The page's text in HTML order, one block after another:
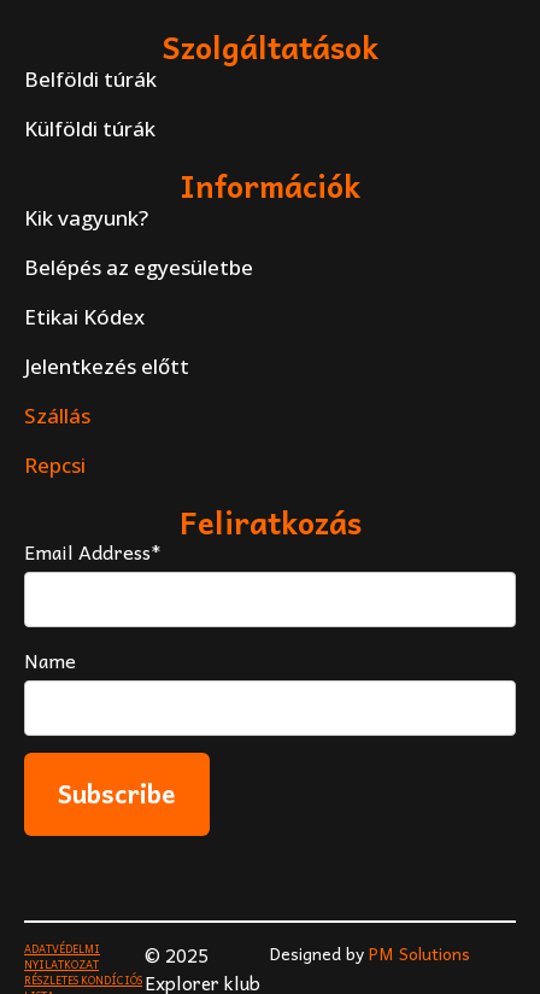
Szolgáltatások
Belföldi túrák
Külföldi túrák
Információk
Kik vagyunk?
Belépés az egyesületbe
Etikai Kódex
Jelentkezés előtt
Szállás
Repcsi
Feliratkozás
Email Address*
Name
© 2025
Explorer klub
ADATVÉDELMI
NYILATKOZAT
RÉSZLETES KONDÍCIÓS
Designed byPM Solutions